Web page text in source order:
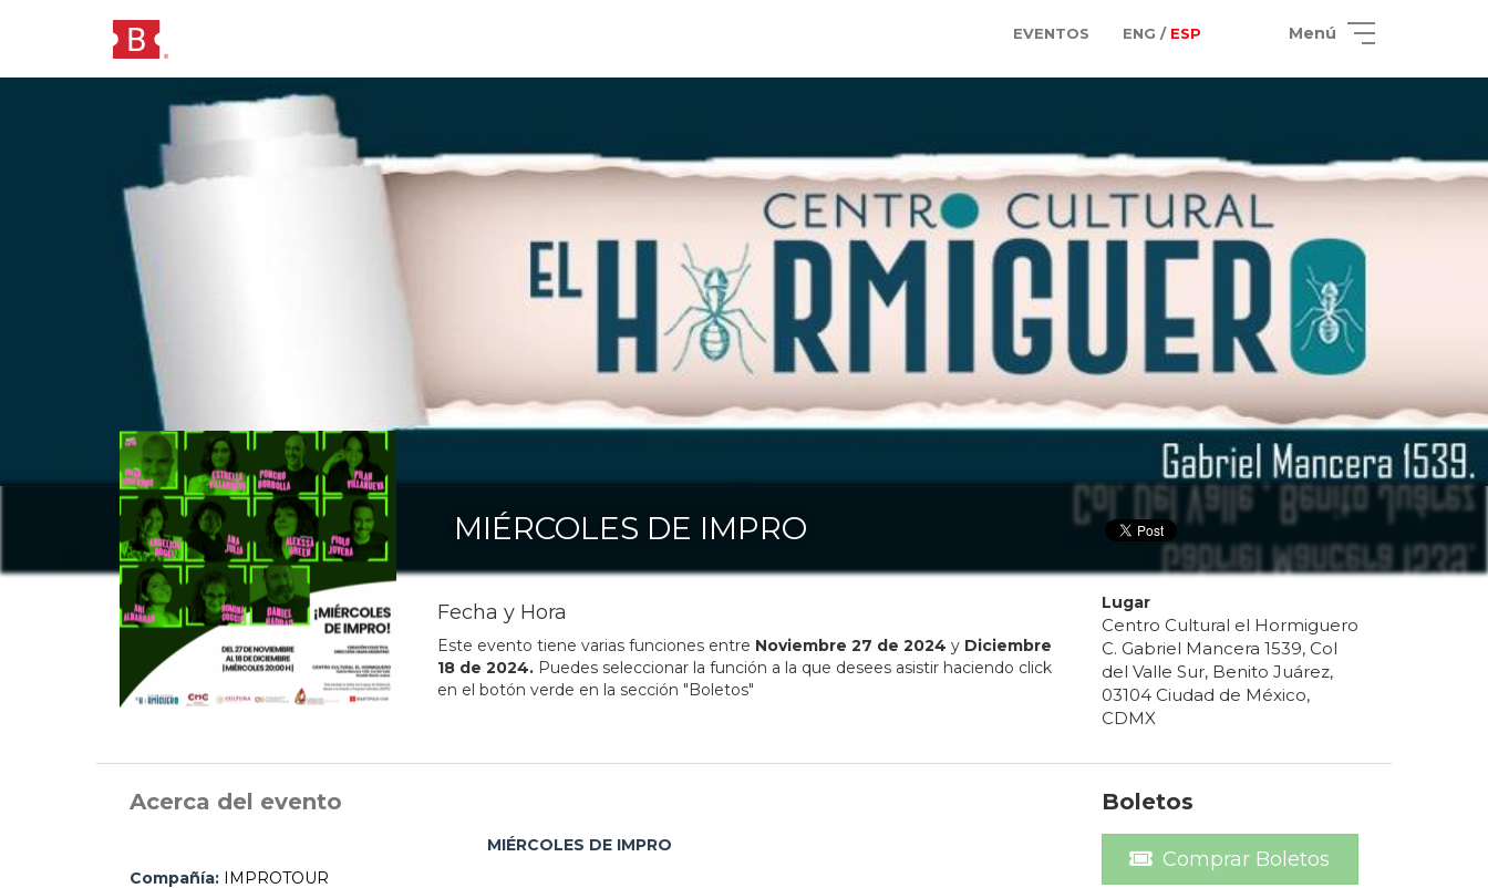
EVENTOS ENG / ESP Menú
MIÉRCOLES DE IMPRO
Fecha y Hora
Este evento tiene varias funciones entre Noviembre 27 de 2024 y Diciembre
18de 2024.Puedes seleccionar la función a la que desees asistir haciendo click
en el botón verde en la sección "Boletos"
Lugar
Centro Cultural el Hormiguero
C. Gabriel Mancera 1539, Col
del Valle Sur, Benito Juárez,
03104 Ciudad de México,
CDMX
Acerca del evento
MIÉRCOLES DE IMPRO
Compañía:
IMPROTOUR
Boletos
Comprar Boletos